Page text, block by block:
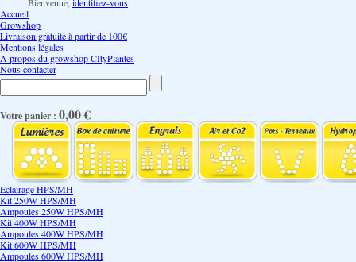
Accueil
Growshop
Livraison gratuite à partir de 100€
Mentions légales
A propos du growshop CItyPlantes
Nous contacter
Votre panier : 0,00 €
Eclairage HPS/MH
Kit 250W HPS/MH
Ampoules 250W HPS/MH
Kit 400W HPS/MH
Ampoules 400W HPS/MH
Kit 600W HPS/MH
Ampoules 600W HPS/MH